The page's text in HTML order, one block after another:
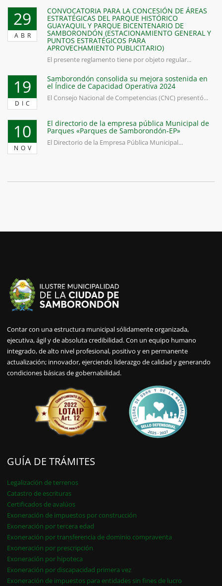
29
ABR
CONVOCATORIA PARA LA CONCESIÓN DE ÁREAS
ESTRATÉGICAS DEL PARQUE HISTÓRICO
GUAYAQUIL Y PARQUE BICENTENARIO DE
SAMBORONDÓN (ESTACIONAMIENTO GENERAL Y
PUNTOS ESTRATÉGICOS PARA
APROVECHAMIENTO PUBLICITARIO)
El presente reglamento tiene por objeto regular...
19
DIC
Samborondón consolida su mejora sostenida en
el Índice de Capacidad Operativa 2024
El Consejo Nacional de Competencias (CNC) presentó...
10
NOV
El directorio de la empresa pública Municipal de
Parques «Parques de Samborondón-EP»
El Directorio de la Empresa Pública Municipal...
Contar con una estructura municipal sólidamente organizada,
ejecutiva, ágil y de absoluta credibilidad. Con un equipo humano
integrado, de alto nivel profesional, positivo y en permanente
actualización; innovador, ejerciendo liderazgo de calidad y generando
condiciones básicas de gobernabilidad.
GUÍA DE TRÁMITES
Legalización de terrenos
Catastro de escrituras
Certificados de avalúos
Exoneración de impuestos por construcción
Exoneración por tercera edad
Exoneración por transferencia de dominio compraventa
Exoneración por prescripción
Exoneración por hipoteca
Exoneración por discapacidad primera vez
Exoneración de impuestos para entidades sin fines de lucro